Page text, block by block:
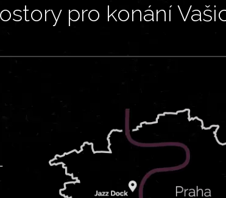
pro konání